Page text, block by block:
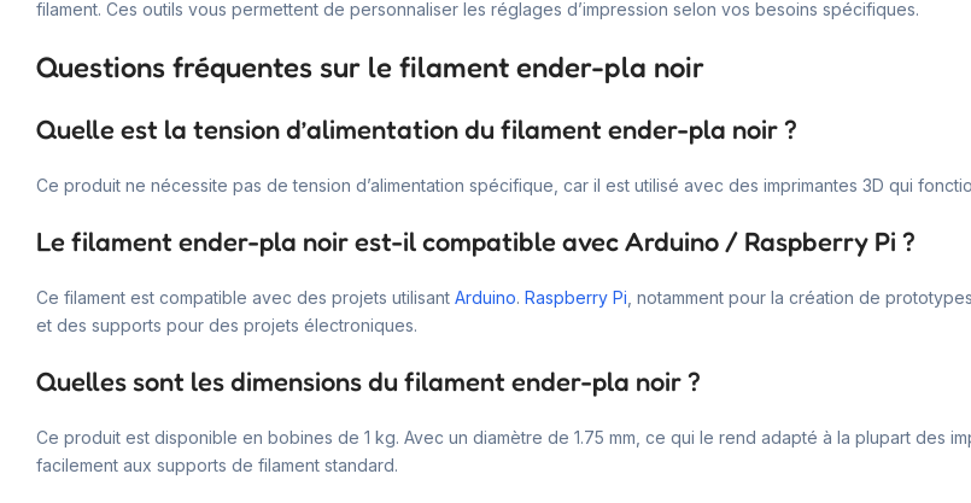
filament. Ces outils vous permettent de personnaliser les réglages d’impression selon vos besoins spécifiques.
Questions fréquentes sur le filament ender-pla noir
Quelle est la tension d’alimentation du filament ender-pla noir ?
Ce produit ne nécessite pas de tension d’alimentation spécifique, car il est utilisé avec des imprimantes 3D qui
Le filament ender-pla noir est-il compatible avec Arduino / Raspberry Pi ?
Ce filament est compatible avec des projets utilisant Arduino. Raspberry Pi , notamment pour la création de
et des supports pour des projets électroniques.
Quelles sont les dimensions du filament ender-pla noir ?
Ce produit est disponible en bobines de 1 kg. Avec un diamètre de 1.75 mm, ce qui le rend adapté à la plupart des
facilement aux supports de filament standard.